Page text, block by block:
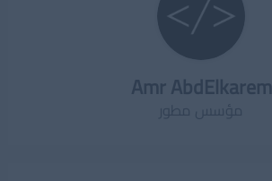
Amr AbdElkarem